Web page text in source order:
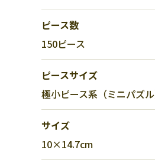
ピース数
150ピース
ピースサイズ
極小ピース系（ミニパズル
サイズ
10×14.7cm